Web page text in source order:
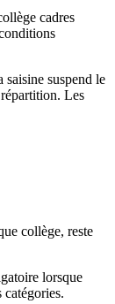
cadres
suspend le
Les
collège, reste
lorsque